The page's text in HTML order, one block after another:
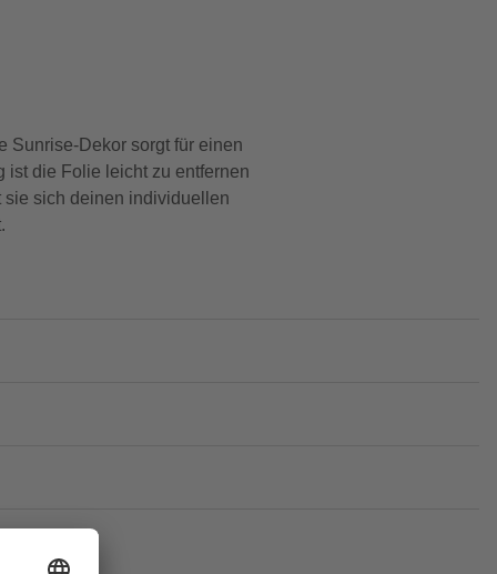
Sunrise-Dekor sorgt für einen
ist die Folie leicht zu entfernen
sich deinen individuellen